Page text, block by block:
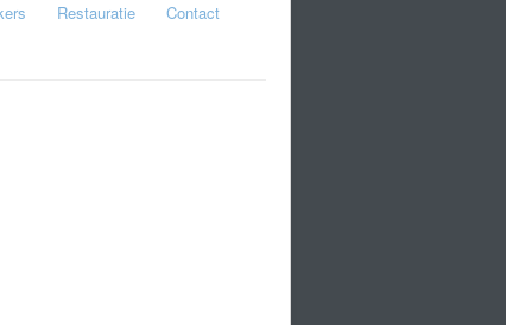
Restauratie
Contact